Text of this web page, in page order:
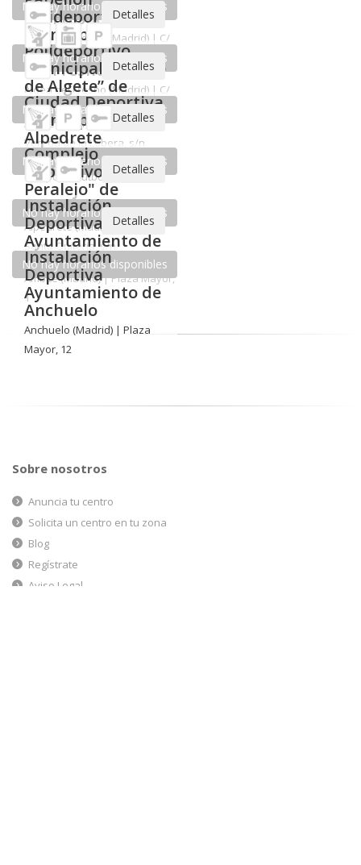
No hay horarios disponibles
Pabellón Deportivo "Pedro Ferrándiz" de
Alcobendas
Alcobendas (Madrid) | Avda. Olímpica, 20
Pabellón Deportivo "Luis Buñuel" de
Alcobendas